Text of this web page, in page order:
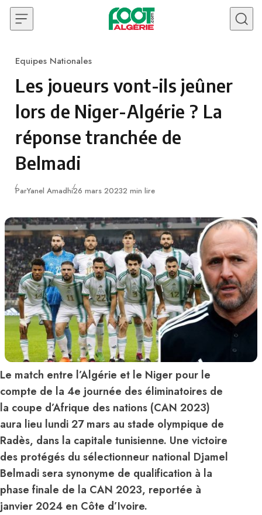
Skip to content
Category
Equipes Nationales
Les joueurs vont-ils jeûner
lors de Niger-Algérie ? La
réponse tranchée de
Belmadi
ParYanel AmadhiPublié
26 mars 20232 min lire
Le match entre l’Algérie et le Niger pour le
compte de la 4e journée des éliminatoires de
la coupe d’Afrique des nations (CAN 2023)
aura lieu lundi 27 mars au stade olympique de
Radès, dans la capitale tunisienne. Une victoire
des protégés du sélectionneur national Djamel
Belmadi sera synonyme de qualification à la
phase finale de la CAN 2023, reportée à
janvier 2024 en Côte d’Ivoire.